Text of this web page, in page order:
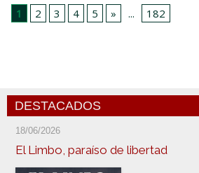
1
2 3 4 5 » ... 182
DESTACADOS
18/06/2026
El Limbo, paraíso de libertad